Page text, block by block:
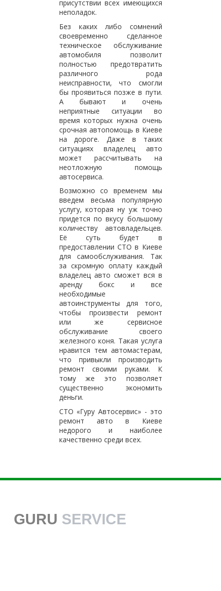
присутствии всех имеющихся
неполадок.
Без каких либо сомнений
своевременно сделанное
техническое обслуживание
автомобиля позволит
полностью предотвратить
различного рода
неисправности, что смогли
бы проявиться позже в пути.
А бывают и очень
неприятные ситуации во
время которых нужна очень
срочная автопомощь в Киеве
на дороге. Даже в таких
ситуациях владелец авто
может рассчитывать на
неотложную помощь
автосервиса.
Возможно со временем мы
введем весьма популярную
услугу, которая ну уж точно
придется по вкусу большому
количеству автовладельцев.
Её суть будет в
предоставлении СТО в Киеве
для самообслуживания. Так
за скромную оплату каждый
владелец авто сможет вся в
аренду бокс и все
необходимые
автоинструменты для того,
чтобы произвести ремонт
или же сервисное
обслуживание своего
железного коня. Такая услуга
нравится тем автомастерам,
что привыкли производить
ремонт своими руками. К
тому же это позволяет
существенно экономить
деньги.
СТО «Гуру Автосервис» - это
ремонт авто в Киеве
недорого и наиболее
качественно среди всех.
GURU SERVICE